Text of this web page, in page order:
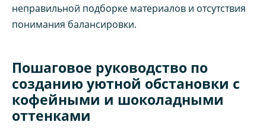
неправильной подборке материалов и отсутствия
понимания балансировки.
Пошаговое руководство по
созданию уютной обстановки с
кофейными и шоколадными
оттенками